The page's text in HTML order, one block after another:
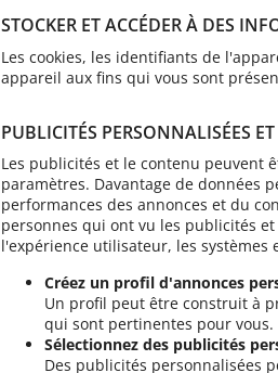
STOCKER ET ACCÉDER À DES
Les cookies, les identifiants de
appareil aux fins qui vous sont
PUBLICITÉS PERSONNALISÉES
Les publicités et le contenu peuvent
paramètres. Davantage de données
performances des annonces et du
personnes qui ont vu les publicités
l'expérience utilisateur, les systèmes
Créez un profil d'annonces
Un profil peut être construit à
qui sont pertinentes pour vous.
Sélectionnez des publicités
Des publicités personnalisées